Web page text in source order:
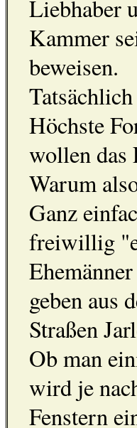
Liebhaber
Kammer
beweisen.
Höchste
wollen das
Warum
Ganz
freiwillig
geben aus
Straßen
Ob man
wird je
Fenstern